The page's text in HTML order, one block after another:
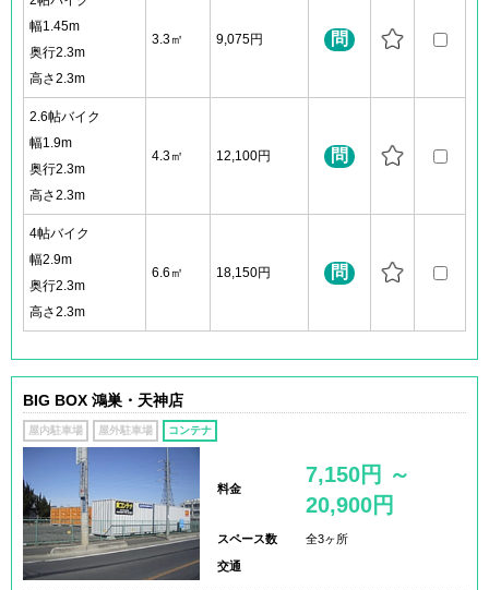
幅1.45m
奥行2.3m
高さ2.3m
3.3㎡ 9,075円 問
2.6帖バイク
幅1.9m
奥行2.3m
高さ2.3m
4.3㎡ 12,100円 問
4帖バイク
幅2.9m
奥行2.3m
高さ2.3m
6.6㎡ 18,150円 問
BIG BOX 鴻巣・天神店
屋内駐車場 屋外駐車場 コンテナ
料金
7,150円 ～
20,900円
スペース数 全3ヶ所
交通